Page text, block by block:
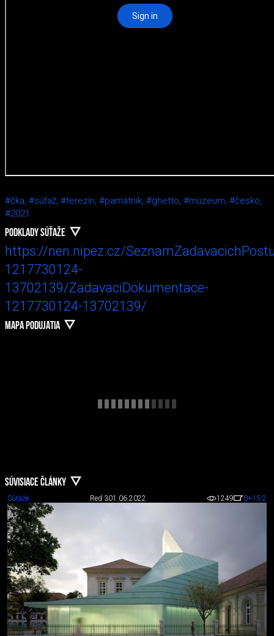
#čka, #súťaž, #terezín, #pamätník, #ghetto, #múzeum, #česko,
#2021
PODKLADY SÚŤAŽE
https://nen.nipez.cz/
1217730124-
13702139/ZadavaciDokumentace-
1217730124-13702139/
MAPA PODUJATIA
SÚVISIACE ČLÁNKY
Súťaže Red 301.06.2022 1249 0+15-2